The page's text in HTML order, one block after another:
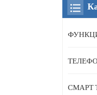
СМАРТ